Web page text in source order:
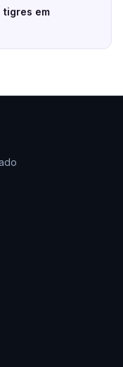
tigres em